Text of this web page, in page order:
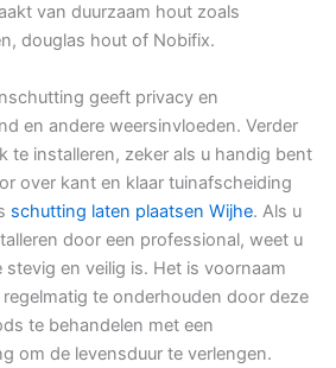
van duurzaam hout zoals
douglas hout of Nobifix.
geeft privacy en
en andere weersinvloeden. Verder
te installeren, zeker als u handig bent
over kant en klaar tuinafscheiding
schutting laten plaatsen Wijhe. Als u
door een professional, weet u
en veilig is. Het is voornaam
te onderhouden door deze
te behandelen met een
om de levensduur te verlengen.